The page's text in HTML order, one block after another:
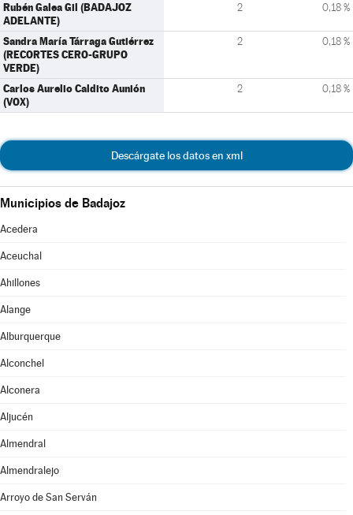
Rubén Galea Gil (BADAJOZ
ADELANTE)
2 0,18 %
Sandra María Tárraga Gutiérrez
(RECORTES CERO-GRUPO
VERDE)
2 0,18 %
Carlos Aurelio Caldito Aunión
(VOX)
2 0,18 %
Descárgate los datos en xml
Municipios de Badajoz
Acedera
Aceuchal
Ahillones
Alange
Alburquerque
Alconchel
Alconera
Aljucén
Almendral
Almendralejo
Arroyo de San Serván